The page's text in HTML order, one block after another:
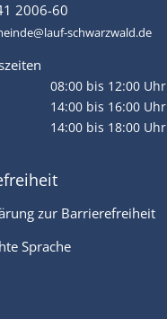
2006-60
schwarzwald.de
08:00 bis 12:00 Uhr
14:00 bis 16:00 Uhr
14:00 bis 18:00 Uhr
zur Barrierefreiheit
Sprache